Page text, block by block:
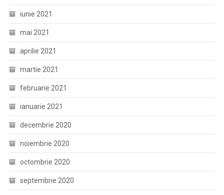
iunie 2021
mai 2021
aprilie 2021
martie 2021
februarie 2021
ianuarie 2021
decembrie 2020
noiembrie 2020
octombrie 2020
septembrie 2020